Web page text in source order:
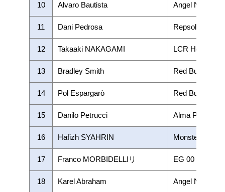
10 Alvaro Bautista Angel Nieto
11 Dani Pedrosa Repsol Honda
12 Takaaki NAKAGAMI LCR Honda
13 Bradley Smith Red Bull KTM
14 Pol Espargarò Red Bull KTM
15 Danilo Petrucci Alma Pramac
16 Hafizh SYAHRIN Monster
17 Franco MORBIDELLIリ EG 00 Marc
18 Karel Abraham Angel Nieto